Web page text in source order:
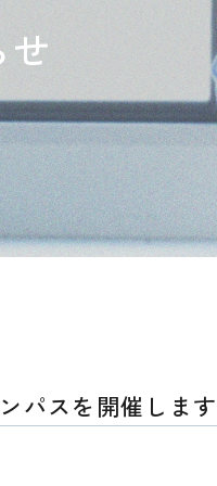
パスを開催しま